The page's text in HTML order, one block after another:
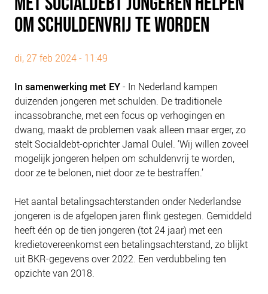
PLINKR NAZORG
SOCIALDEBT
COLLECTIEF SCHULDREGELEN
DE VOORZIENINGENWIJZER
NEDERLANDSE SCHULDHULPROUTE (NSR)
OVER ONS
VISIE EN MISSIE
HET TEAM
VACATURES
IN DE MEDIA
OVER NCFG
NIEUWS
OM SCHULDENVRIJ TE WORDEN
di, 27 feb 2024 - 11:49
In samenwerking met EY- In Nederland kampen
duizenden jongeren met schulden. De traditionele
incassobranche, met een focus op verhogingen en
dwang, maakt de problemen vaak alleen maar erger, zo
stelt Socialdebt-oprichter Jamal Oulel. ‘Wij willen zoveel
mogelijk jongeren helpen om schuldenvrij te worden,
door ze te belonen, niet door ze te bestraffen.’
Het aantal betalingsachterstanden onder Nederlandse
jongeren is de afgelopen jaren flink gestegen. Gemiddeld
heeft één op de tien jongeren (tot 24 jaar) met een
kredietovereenkomst een betalingsachterstand, zo blijkt
uit BKR-gegevens over 2022. Een verdubbeling ten
opzichte van 2018.